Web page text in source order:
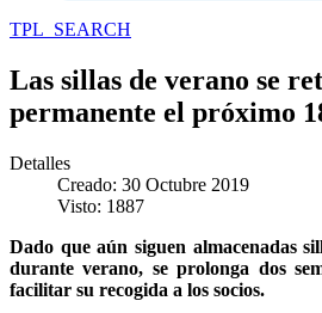
TPL_SEARCH
Las sillas de verano se
permanente el próximo
Detalles
Creado: 30 Octubre 2019
Visto: 1887
Dado que aún siguen almacenadas
durante verano, se prolonga dos
facilitar su recogida a los socios.